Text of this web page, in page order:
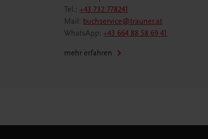
Tel.:+43 732 778241
Mail: buchservice@trauner.at
WhatsApp:+43 664 88 58 69 41
mehr erfahren